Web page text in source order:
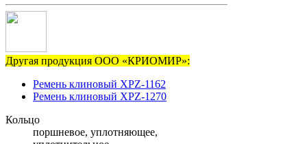
Другая продукция ООО «КРИОМИР»:
Ремень клиновый XPZ-1162
Ремень клиновый XPZ-1270
Кольцо
поршневое, уплотняющее,